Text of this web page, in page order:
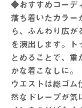
◆おすすめコーデ
落ち着いたカラー
ら、ふんわり広が
を演出します。ト
とめることで、重
かな着こなしに。
ウエストは総ゴム
然なドレープが気